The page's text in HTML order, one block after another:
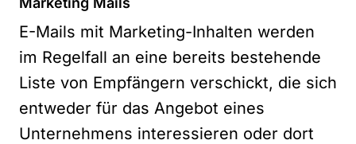
E-Mails mit Marketing-Inhalten werden
im Regelfall an eine bereits bestehende
Liste von Empfängern verschickt, die sich
entweder für das Angebot eines
Unternehmens interessieren oder dort